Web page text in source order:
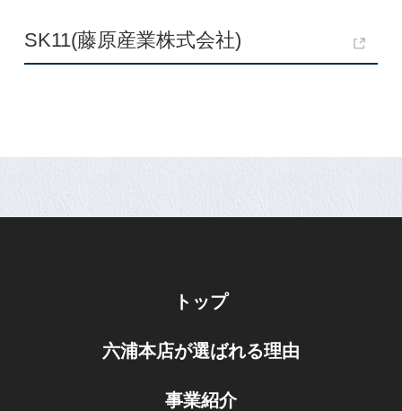
SK11(藤原産業株式会社)
トップ
六浦本店が選ばれる理由
事業紹介